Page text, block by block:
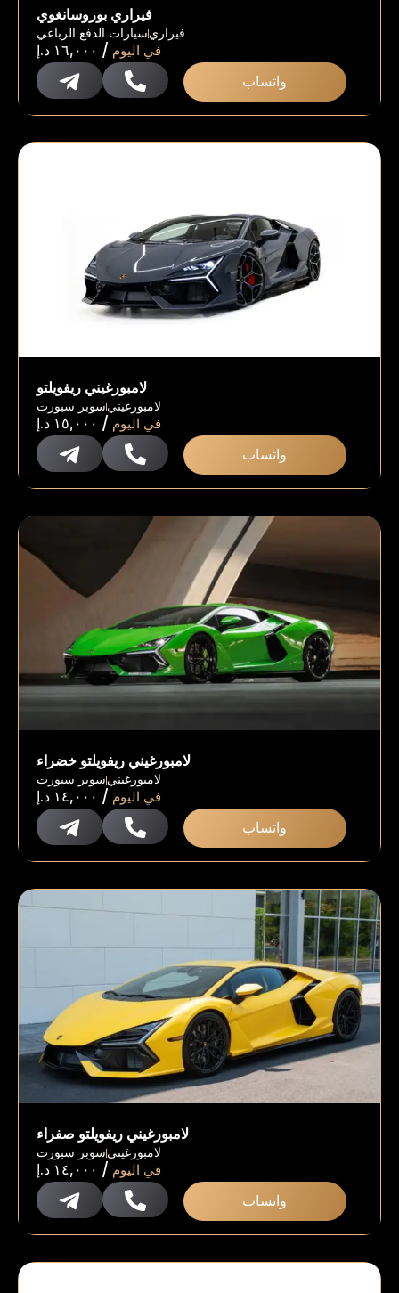
فيراري بوروسانغوي
سيارات الدفع الرباعيفيراري
١٦,٠٠٠ د.إ / في اليوم
واتساب
لامبورغيني ريفويلتو
سوبر سبورتلامبورغيني
١٥,٠٠٠ د.إ / في اليوم
واتساب
لامبورغيني ريفويلتو خضراء
سوبر سبورتلامبورغيني
١٤,٠٠٠ د.إ / في اليوم
واتساب
لامبورغيني ريفويلتو صفراء
سوبر سبورتلامبورغيني
١٤,٠٠٠ د.إ / في اليوم
واتساب